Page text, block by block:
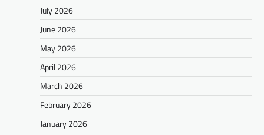
July 2026
June 2026
May 2026
April 2026
March 2026
February 2026
January 2026